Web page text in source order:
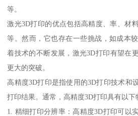
等。
激光3D打印的优点包括高精度、率、材
等。然而，它也存在一些挑战，如成本
着技术的不断发展，激光3D打印有望在
更大的突破。
高精度3D打印是指使用的3D打印技术和
打印结果。通常，高精度3D打印具有以下
1. 精细打印分辨率：高精度3D打印可以